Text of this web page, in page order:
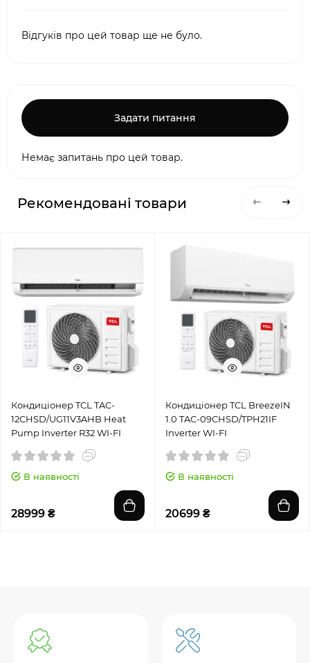
Відгуків про цей товар ще не було.
Задати питання
Немає запитань про цей товар.
Рекомендовані товари
Кондиціонер TCL TAC-
12CHSD/UG11V3AHB Heat
Pump Inverter R32 WI-FI
В наявності
28999 ₴
Кондиціонер TCL BreezeIN
1.0 TAC-09CHSD/TPH21IF
Inverter WI-FI
В наявності
20699 ₴